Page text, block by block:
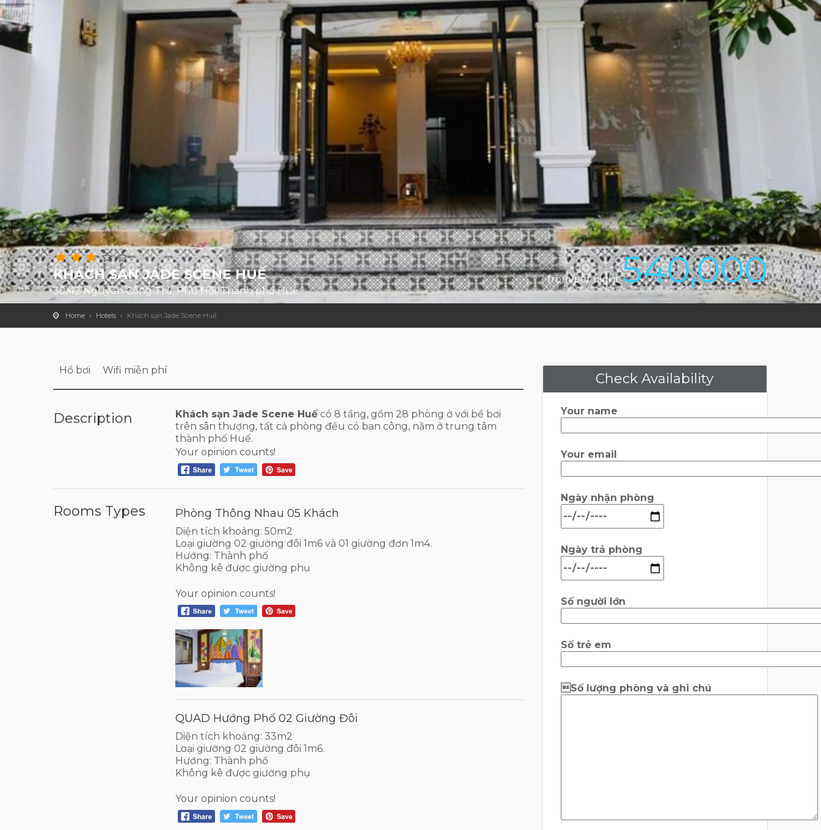
KHÁCH SẠN JADE SCENE HUẾ
30/42 Nguyễn Công Trứ, Phú Hội, Thành phố Huế
from/per night540,000
Home Hotels Khách sạn Jade Scene Huế
Hồ bơi Wifi miễn phí
Description Khách sạn Jade Scene Huếcó 8 tầng, gồm 28 phòng ở với bể bơi
trên sân thượng, tất cả phòng đều có ban công, nằm ở trung tâm
thành phố Huế.
Your opinion counts!
Rooms Types Phòng Thông Nhau 05 Khách
Diện tích khoảng: 50m2
Loại giường 02 giường đôi 1m6 và 01 giường đơn 1m4.
Hướng: Thành phố
Không kê được giường phụ
Your opinion counts!
QUAD Hướng Phố 02 Giường Đôi
Diện tích khoảng: 33m2
Loại giường 02 giường đôi 1m6.
Hướng: Thành phố
Không kê được giường phụ
Your opinion counts!
Check Availability
Your name
Your email
Ngày nhận phòng
Ngày trả phòng
Số người lớn
Số trẻ em
Số lượng phòng và ghi chú